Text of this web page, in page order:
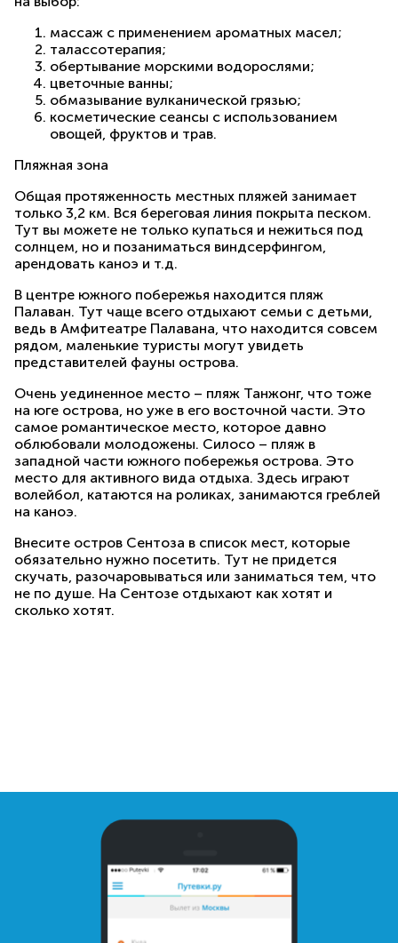
массаж с применением ароматных масел;
талассотерапия;
обертывание морскими водорослями;
цветочные ванны;
обмазывание вулканической грязью;
косметические сеансы с использованием
овощей, фруктов и трав.
Пляжная зона
Общая протяженность местных пляжей занимает
только 3,2 км. Вся береговая линия покрыта песком.
Тут вы можете не только купаться и нежиться под
солнцем, но и позаниматься виндсерфингом,
арендовать каноэ и т.д.
В центре южного побережья находится пляж
Палаван. Тут чаще всего отдыхают семьи с детьми,
ведь в Амфитеатре Палавана, что находится совсем
рядом, маленькие туристы могут увидеть
представителей фауны острова.
Очень уединенное место – пляж Танжонг, что тоже
на юге острова, но уже в его восточной части. Это
самое романтическое место, которое давно
облюбовали молодожены. Силосо – пляж в
западной части южного побережья острова. Это
место для активного вида отдыха. Здесь играют
волейбол, катаются на роликах, занимаются греблей
на каноэ.
Внесите остров Сентоза в список мест, которые
обязательно нужно посетить. Тут не придется
скучать, разочаровываться или заниматься тем, что
не по душе. На Сентозе отдыхают как хотят и
сколько хотят.